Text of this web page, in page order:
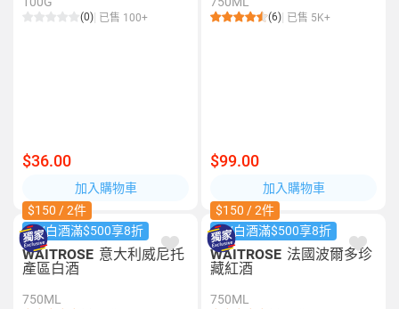
(0) 已售 100+
$36.00
加入購物車
(6) 已售 5K+
$99.00
加入購物車
$150 / 2件
紅/白酒滿$500享8折
WAITROSE 意大利威尼托
產區白酒
750ML
$150 / 2件
紅/白酒滿$500享8折
WAITROSE 法國波爾多珍
藏紅酒
750ML